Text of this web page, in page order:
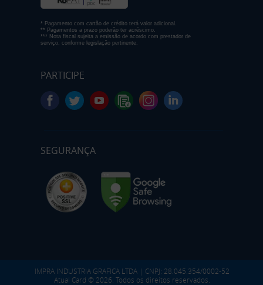
* Pagamento com cartão de crédito terá valor adicional.
** Pagamentos a prazo poderão ter acréscimo.
*** Nota fiscal sujeita a emissão de acordo com prestador de
serviço, conforme legislação pertinente.
PARTICIPE
SEGURANÇA
IMPRA INDUSTRIA GRAFICA LTDA | CNPJ: 28.045.354/0002-52
Atual Card © 2026. Todos os direitos reservados.